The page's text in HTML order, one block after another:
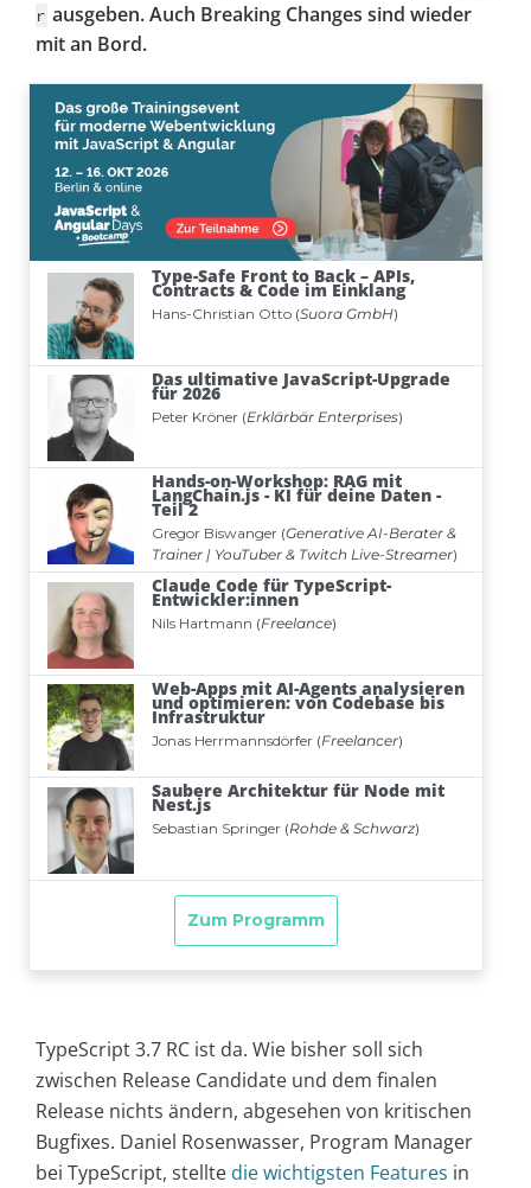
r ausgeben. Auch Breaking Changes sind wieder
mit an Bord.
TypeScript 3.7 RC ist da. Wie bisher soll sich
zwischen Release Candidate und dem finalen
Release nichts ändern, abgesehen von kritischen
Bugfixes. Daniel Rosenwasser, Program Manager
bei TypeScript, stellte die wichtigsten Features in